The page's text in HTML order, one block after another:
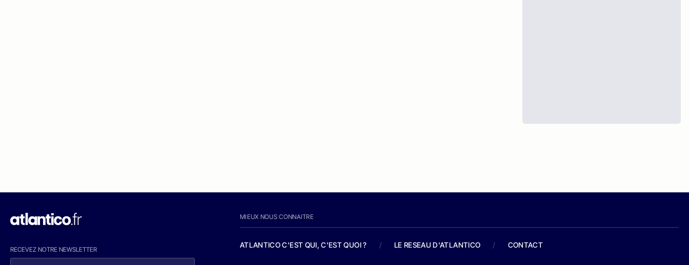
RECEVEZ NOTRE NEWSLETTER
MIEUX NOUS CONNAITRE
ATLANTICO C'EST QUI, C'EST QUOI ? / LE RESEAU D'ATLANTICO / CONTACT